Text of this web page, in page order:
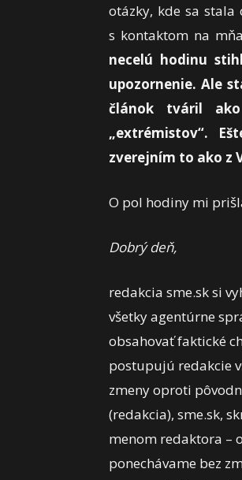
otázky, kde sa stala
s kontaktom na
necelú hodinu
upozornenie. Ale
článok tváril
„extrémistov“.
zverejním to ako z
O pol hodiny mi
Dobrý deň,
redakcia sme.sk si
všetky agentúrne
obsahovať faktické
postupujú redakcie
zmeny oproti
(redakcia), sme.sk,
menom redaktora –
ponechávame bez